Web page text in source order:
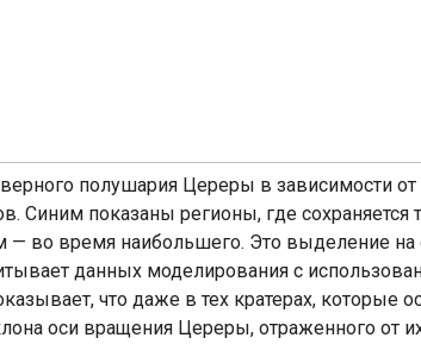
полушария Цереры в зависимости от
Синим показаны регионы, где
— во время наибольшего. Это выделение на
данных моделирования с
что даже в тех кратерах, которые
оси вращения Цереры, отраженного от